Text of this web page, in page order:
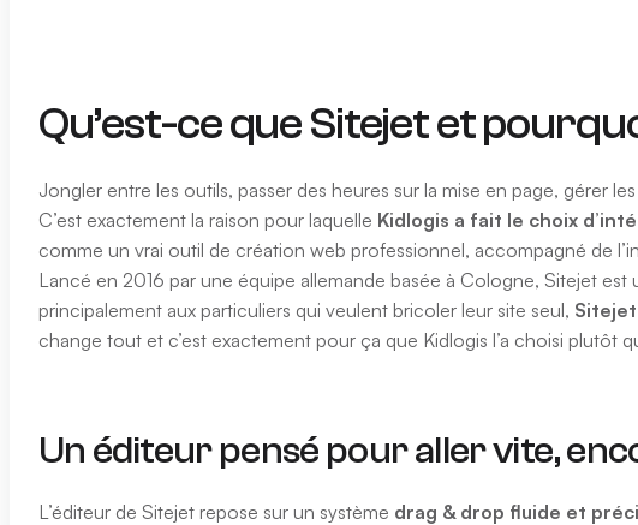
Qu’est-ce que Sitejet et
Jongler entre les outils, passer des heures sur la mise en page, gérer
C’est exactement la raison pour laquelle Kidlogis a fait le choix
comme un vrai outil de création web professionnel, accompagné de
Lancé en 2016 par une équipe allemande basée à Cologne, Sitejet
principalement aux particuliers qui veulent bricoler leur site seul,
change tout et c’est exactement pour ça que Kidlogis l’a choisi plutôt
Un éditeur pensé pour aller vite,
L’éditeur de Sitejet repose sur un système drag & drop fluide et